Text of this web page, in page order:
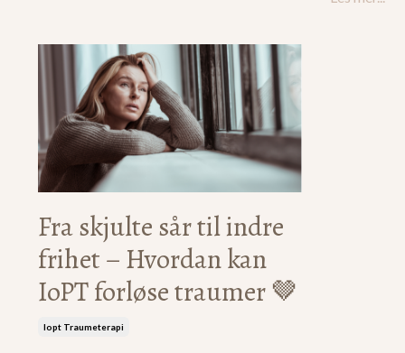
Fra skjulte sår til indre
frihet – Hvordan kan
IoPT forløse traumer 🤎
Iopt Traumeterapi